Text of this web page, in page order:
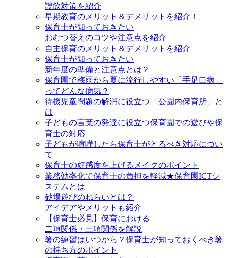
誤飲対策を紹介
早期教育のメリット＆デメリットを紹介！
保育士が知っておきたい
おむつ替えのコツや注意点を紹介
自主保育のメリット＆デメリットを紹介
保育士が知っておきたい
新年度の準備と注意点とは？
保育園で梅雨から夏に流行しやすい「手足口病」
ってどんな病気？
待機児童問題の解消に役立つ「公園内保育所」と
は
子どもの言葉の発達に役立つ保育園での遊びや保
育士の対応
子どもが喧嘩したら保育士がとるべき対応につい
て
保育士の好感度を上げるメイクのポイント
業務効率化で保育士の負担を軽減★保育園ICTシ
ステムとは
砂場遊びのねらいとは？
アイデアやメリットも紹介
【保育士必見】保育における
二項関係・三項関係を解説
箸の練習はいつから？保育士が知っておくべき箸
の持ち方のポイント